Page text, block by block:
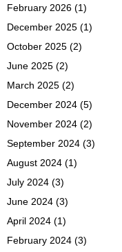
February 2026 (1)
December 2025 (1)
October 2025 (2)
June 2025 (2)
March 2025 (2)
December 2024 (5)
November 2024 (2)
September 2024 (3)
August 2024 (1)
July 2024 (3)
June 2024 (3)
April 2024 (1)
February 2024 (3)